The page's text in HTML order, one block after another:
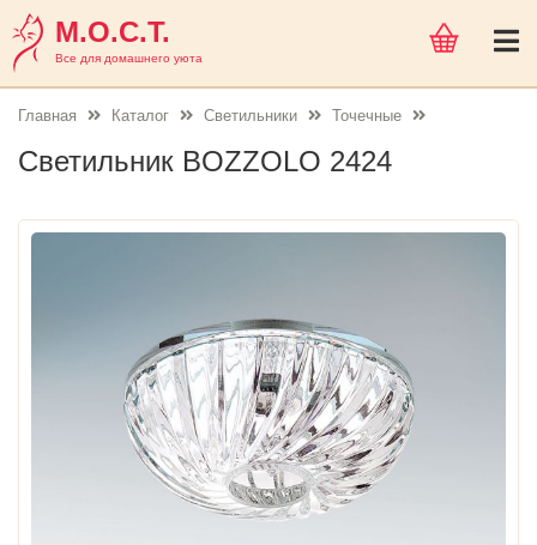
М.О.С.Т.
Все для домашнего уюта
Главная Каталог Светильники Точечные
Светильник BOZZOLO 2424